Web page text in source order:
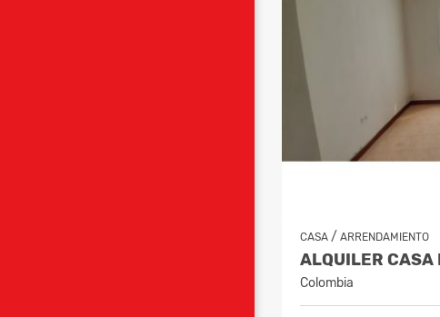
CASA / ARRENDAMIENTO
Colombia